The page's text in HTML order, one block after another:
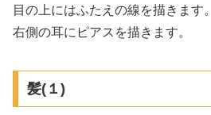
目の上にはふたえの線を描きます。
右側の耳にピアスを描きます。
髪(１)